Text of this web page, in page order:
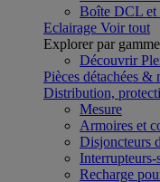
Boîte DCL et
Eclairage Voir tout
Explorer par gamme
Découvrir
Pièces détachées &
Distribution,
Mesure
Armoires et
Disjoncteurs
Interrupteurs-
Recharge